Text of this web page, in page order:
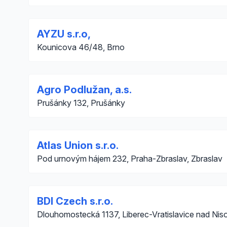
AYZU s.r.o,
Kounicova 46/48, Brno
Agro Podlužan, a.s.
Prušánky 132, Prušánky
Atlas Union s.r.o.
Pod urnovým hájem 232, Praha-Zbraslav, Zbraslav
BDI Czech s.r.o.
Dlouhomostecká 1137, Liberec-Vratislavice nad